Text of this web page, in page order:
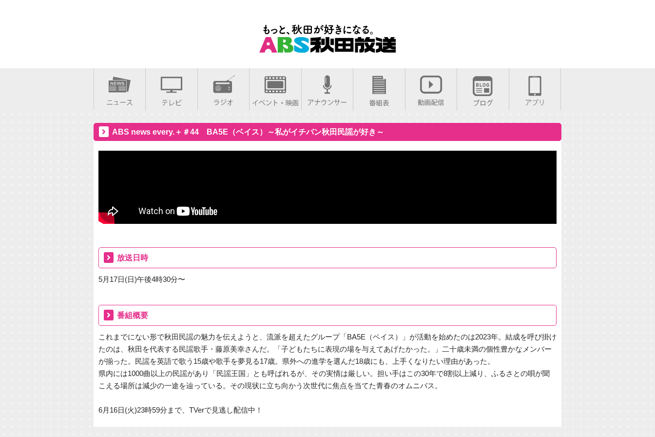
ABS news every.＋＃44 BA5E（ベイス）～私がイチバン秋田民謡が好き～
放送日時
5月17日(日)午後4時30分〜
番組概要
これまでにない形で秋田民謡の魅力を伝えようと、流派を超えたグループ「BA5E（ベイス）」が活動を始めたのは2023年。結成を呼び掛け
たのは、秋田を代表する民謡歌手・藤原美幸さんだ。「子どもたちに表現の場を与えてあげたかった。」二十歳未満の個性豊かなメンバー
が揃った。民謡を英語で歌う15歳や歌手を夢見る17歳。県外への進学を選んだ18歳にも、上手くなりたい理由があった。
県内には1000曲以上の民謡があり「民謡王国」とも呼ばれるが、その実情は厳しい。担い手はこの30年で8割以上減り、ふるさとの唄が聞
こえる場所は減少の一途を辿っている。その現状に立ち向かう次世代に焦点を当てた青春のオムニバス。
6月16日(火)23時59分まで、TVerで見逃し配信中！